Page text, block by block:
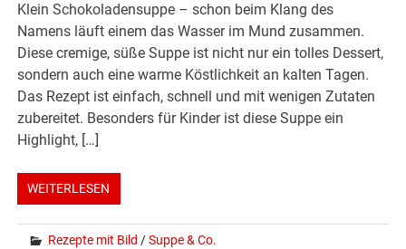
Klein Schokoladensuppe – schon beim Klang des
Namens läuft einem das Wasser im Mund zusammen.
Diese cremige, süße Suppe ist nicht nur ein tolles Dessert,
sondern auch eine warme Köstlichkeit an kalten Tagen.
Das Rezept ist einfach, schnell und mit wenigen Zutaten
zubereitet. Besonders für Kinder ist diese Suppe ein
Highlight, […]
WEITERLESEN
Rezepte mit Bild /Suppe & Co.